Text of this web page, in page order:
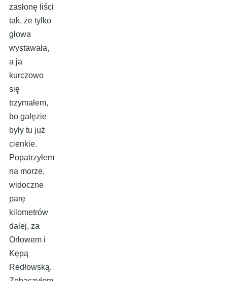
zasłonę liści
tak, że tylko
głowa
wystawała,
a ja
kurczowo
się
trzymałem,
bo gałęzie
były tu już
cienkie.
Popatrzyłem
na morze,
widoczne
parę
kilometrów
dalej, za
Orłowem i
Kępą
Redłowską.